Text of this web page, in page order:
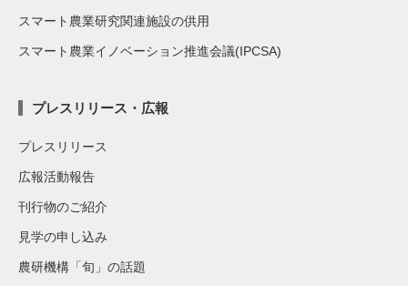
スマート農業研究関連施設の供用
スマート農業イノベーション推進会議(IPCSA)
プレスリリース・広報
プレスリリース
広報活動報告
刊行物のご紹介
見学の申し込み
農研機構「旬」の話題